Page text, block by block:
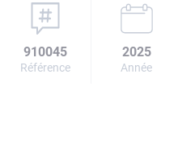
910045
Référence
2025
Année